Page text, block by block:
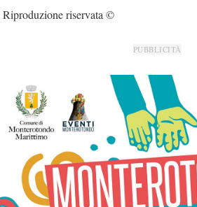
Riproduzione riservata ©
PUBBLICITÀ